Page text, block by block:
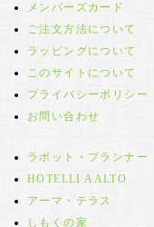
メンバーズカード
ご注文方法について
ラッピングについて
このサイトについて
プライバシーポリシー
お問い合わせ
ラボット・プランナー
HOTELLI AALTO
アーマ・テラス
しもくの家